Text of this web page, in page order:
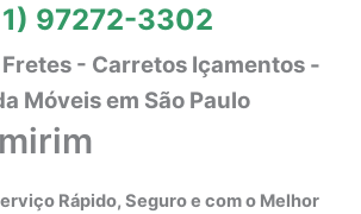
97272-3302
- Carretos Içamentos -
Móveis em São Paulo
Rápido, Seguro e com o Melhor